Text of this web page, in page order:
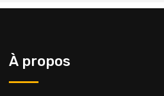
À propos